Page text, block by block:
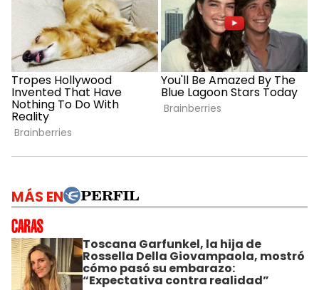
MÁS EN
Toscana Garfunkel, la hija de
Rossella Della Giovampaola, mostró
cómo pasó su embarazo:
“Expectativa contra realidad”